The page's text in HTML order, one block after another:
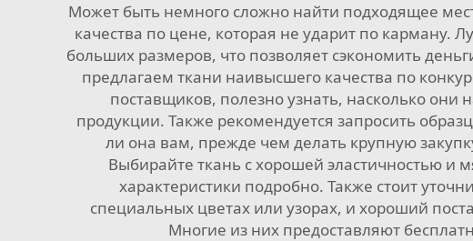
Может быть немного сложно найти подходящее
качества по цене, которая не ударит по карману.
больших размеров, что позволяет сэкономить
предлагаем ткани наивысшего качества по
поставщиков, полезно узнать, насколько
продукции. Также рекомендуется запросить
ли она вам, прежде чем делать крупную
Выбирайте ткань с хорошей эластичностью и
характеристики подробно. Также стоит
специальных цветах или узорах, и хороший
Многие из них предоставляют